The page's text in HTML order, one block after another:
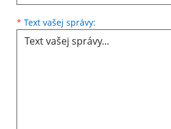
* Text vašej správy: